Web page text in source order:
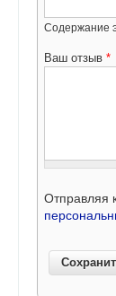
Содержание
Ваш отзыв *
Отправляя